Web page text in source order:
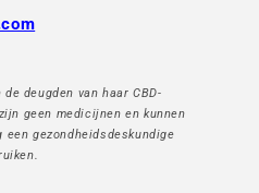
deugden van haar CBD-
geen medicijnen en kunnen
een gezondheidsdeskundige